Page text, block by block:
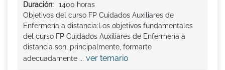
Duración:
1400 horas
Objetivos del curso FP Cuidados Auxiliares de
Enfermería a distancia:Los objetivos fundamentales
del curso FP Cuidados Auxiliares de Enfermería a
distancia son, principalmente, formarte
adecuadamente ... ver temario